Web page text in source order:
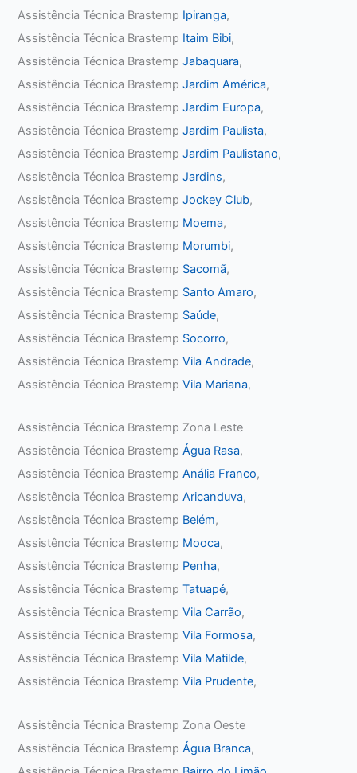
Assistência Técnica Brastemp Ipiranga,
Assistência Técnica Brastemp Itaim Bibi,
Assistência Técnica BrastempJabaquara,
Assistência Técnica BrastempJardim América,
Assistência Técnica BrastempJardim Europa,
Assistência Técnica BrastempJardim Paulista,
Assistência Técnica BrastempJardim Paulistano,
Assistência Técnica BrastempJardins,
Assistência Técnica BrastempJockey Club,
Assistência Técnica Brastemp Moema,
Assistência Técnica Brastemp Morumbi,
Assistência Técnica Brastemp Sacomã,
Assistência Técnica Brastemp Santo Amaro,
Assistência Técnica Brastemp Saúde,
Assistência Técnica Brastemp Socorro,
Assistência Técnica BrastempVila Andrade,
Assistência Técnica BrastempVila Mariana,
Assistência Técnica Brastemp Zona Leste
Assistência Técnica BrastempÁgua Rasa,
Assistência Técnica BrastempAnália Franco,
Assistência Técnica BrastempAricanduva,
Assistência Técnica Brastemp Belém,
Assistência Técnica Brastemp Mooca,
Assistência Técnica Brastemp Penha,
Assistência Técnica BrastempTatuapé,
Assistência Técnica BrastempVila Carrão,
Assistência Técnica BrastempVila Formosa,
Assistência Técnica BrastempVila Matilde,
Assistência Técnica BrastempVila Prudente,
Assistência Técnica Brastemp Zona Oeste
Assistência Técnica BrastempÁgua Branca,